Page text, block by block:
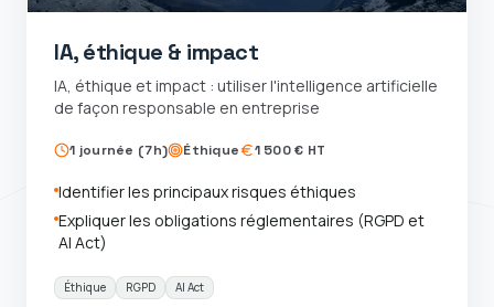
IA, éthique & impact
IA, éthique et impact : utiliser l'intelligence artificielle
de façon responsable en entreprise
1 journée (7h) Éthique 1 500 € HT
Identifier les principaux risques éthiques
Expliquer les obligations réglementaires (RGPD et
AI Act)
Éthique RGPD AI Act